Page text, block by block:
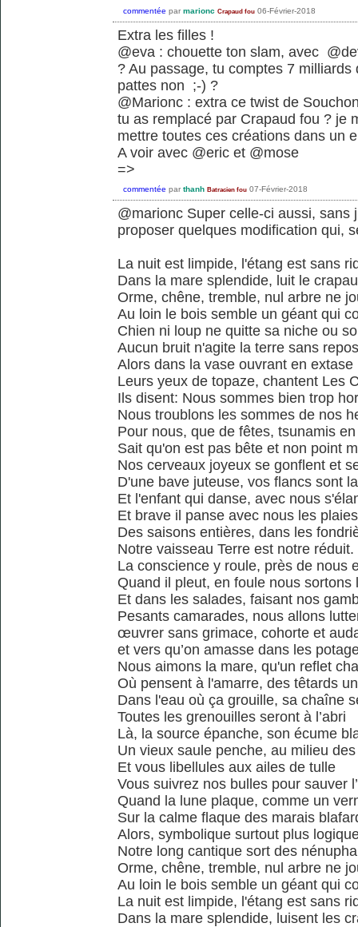
commentée par marionc Crapaud fou 06-Février-2018
Extra les filles !
@eva : chouette ton slam, avec
? Au passage, tu comptes 7
pattes non ;-) ?
@Marionc : extra ce twist de
tu as remplacé par Crapaud fou ? je
mettre toutes ces créations dans un
A voir avec @eric et @mose
=>
commentée par thanh Batracien fou 07-Février-2018
@marionc Super celle-ci aussi,
proposer quelques modification qui,
La nuit est limpide, l'étang est sans
Dans la mare splendide, luit le
Orme, chêne, tremble, nul arbre ne
Au loin le bois semble un géant qui
Chien ni loup ne quitte sa niche ou
Aucun bruit n'agite la terre sans repos
Alors dans la vase ouvrant en extase
Leurs yeux de topaze, chantent Les
Ils disent: Nous sommes bien trop
Nous troublons les sommes de nos
Pour nous, que de fêtes, tsunamis
Sait qu'on est pas bête et non point
Nos cerveaux joyeux se gonflent et
D'une bave juteuse, vos flancs sont
Et l'enfant qui danse, avec nous
Et brave il panse avec nous les plaies
Des saisons entières, dans les
Notre vaisseau Terre est notre réduit.
La conscience y roule, près de nous
Quand il pleut, en foule nous sortons
Et dans les salades, faisant nos
Pesants camarades, nous allons
œuvrer sans grimace, cohorte et
et vers qu’on amasse dans les
Nous aimons la mare, qu'un reflet
Où pensent à l'amarre, des têtards
Dans l'eau où ça grouille, sa chaîne
Toutes les grenouilles seront à l’abri
Là, la source épanche, son écume
Un vieux saule penche, au milieu
Et vous libellules aux ailes de tulle
Vous suivrez nos bulles pour sauver
Quand la lune plaque, comme un
Sur la calme flaque des marais
Alors, symbolique surtout plus
Notre long cantique sort des
Orme, chêne, tremble, nul arbre ne
Au loin le bois semble un géant qui
La nuit est limpide, l'étang est sans
Dans la mare splendide, luisent les